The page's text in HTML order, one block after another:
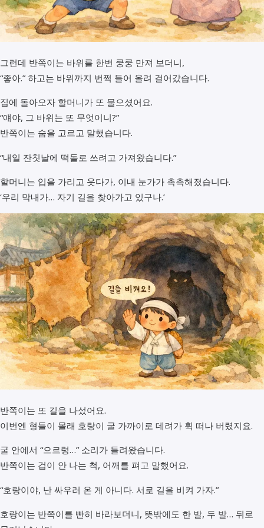
그런데 반쪽이는 바위를 한번 쿵쿵 만져 보더니,
“좋아.” 하고는 바위까지 번쩍 들어 올려 걸어갔습니다.
집에 돌아오자 할머니가 또 물으셨어요.
“얘야, 그 바위는 또 무엇이니?”
반쪽이는 숨을 고르고 말했습니다.
“내일 잔칫날에 떡돌로 쓰려고 가져왔습니다.”
할머니는 입을 가리고 웃다가, 이내 눈가가 촉촉해졌습니다.
‘우리 막내가… 자기 길을 찾아가고 있구나.’
반쪽이는 또 길을 나섰어요.
이번엔 형들이 몰래 호랑이 굴 가까이로 데려가 휙 떠나 버렸지요.
굴 안에서 “으르렁…” 소리가 들려왔습니다.
반쪽이는 겁이 안 나는 척, 어깨를 펴고 말했어요.
“호랑이야, 난 싸우러 온 게 아니다. 서로 길을 비켜 가자.”
호랑이는 반쪽이를 빤히 바라보더니, 뜻밖에도 한 발, 두 발… 뒤로